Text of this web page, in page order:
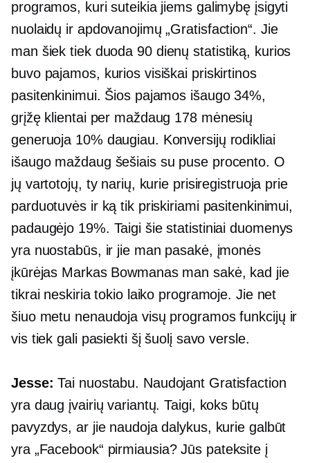
programos, kuri suteikia jiems galimybę įsigyti
nuolaidų ir apdovanojimų „Gratisfaction“. Jie
man šiek tiek duoda 90 dienų statistiką, kurios
buvo pajamos, kurios visiškai priskirtinos
pasitenkinimui. Šios pajamos išaugo 34%,
grįžę klientai per maždaug 178 mėnesių
generuoja 10% daugiau. Konversijų rodikliai
išaugo maždaug šešiais su puse procento. O
jų vartotojų, ty narių, kurie prisiregistruoja prie
parduotuvės ir ką tik priskiriami pasitenkinimui,
padaugėjo 19%. Taigi šie statistiniai duomenys
yra nuostabūs, ir jie man pasakė, įmonės
įkūrėjas Markas Bowmanas man sakė, kad jie
tikrai neskiria tokio laiko programoje. Jie net
šiuo metu nenaudoja visų programos funkcijų ir
vis tiek gali pasiekti šį šuolį savo versle.
Jesse: Tai nuostabu. Naudojant Gratisfaction
yra daug įvairių variantų. Taigi, koks būtų
pavyzdys, ar jie naudoja dalykus, kurie galbūt
yra „Facebook“ pirmiausia?Jūs pateksite į